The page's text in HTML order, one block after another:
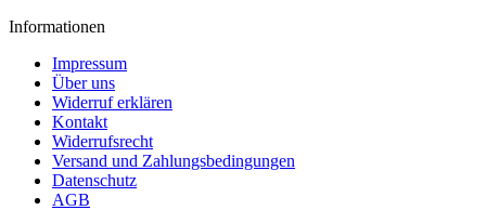
Informationen
Impressum
Über uns
Widerruf erklären
Kontakt
Widerrufsrecht
Versand und Zahlungsbedingungen
Datenschutz
AGB